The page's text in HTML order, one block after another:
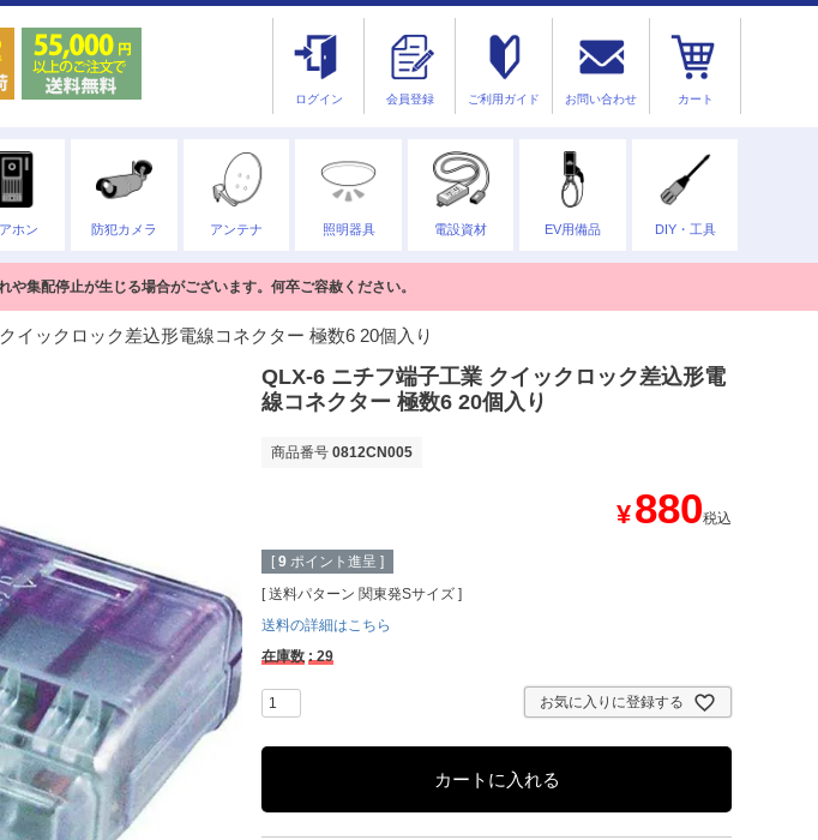
ログイン 会員登録 ご利用ガイド お問い合わせ カート
アホン 防犯カメラ アンテナ 照明器具 電設資材 EV用備品 DIY・工具
集配停止が生じる場合がございます。何卒ご容赦ください。
イックロック差込形電線コネクター 極数6 20個入り
QLX-6 ニチフ端子工業 クイックロック差込形電
線コネクター 極数6 20個入り
商品番号 0812CN005
¥880税込
[ 9 ポイント進呈 ]
送料パターン 関東発Sサイズ
送料の詳細はこちら
在庫数 29
お気に入りに登録する
カートに入れる